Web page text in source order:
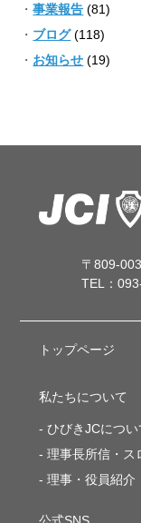
事業報告 (81)
ブログ(118)
お知らせ (19)
〒809-
TEL：
トップページ
私たちについて
ひびきJCについ
理事長所信・ス
理事・役員紹介